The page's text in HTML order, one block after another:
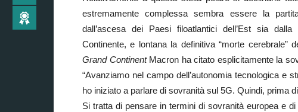
estremamente complessa sembra essere la
dall’ascesa dei Paesi filoatlantici dell’Est sia
Continente, e lontana la definitiva “morte
Grand Continent Macron ha citato esplicitamente la
“Avanziamo nel campo dell’autonomia tecnologica e
ho iniziato a parlare di sovranità sul 5G. Quindi, prima
Si tratta di pensare in termini di sovranità europea e